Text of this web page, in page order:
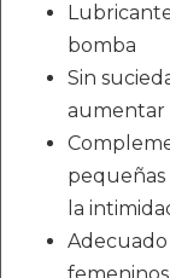
bomba
Sin
aumentar
pequeñas
la
Adecuado